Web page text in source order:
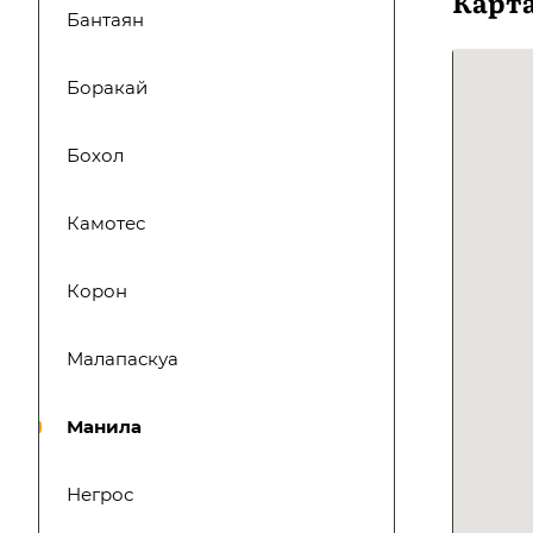
Бантаян
Боракай
Бохол
Камотес
Корон
Малапаскуа
Манила
Негрос